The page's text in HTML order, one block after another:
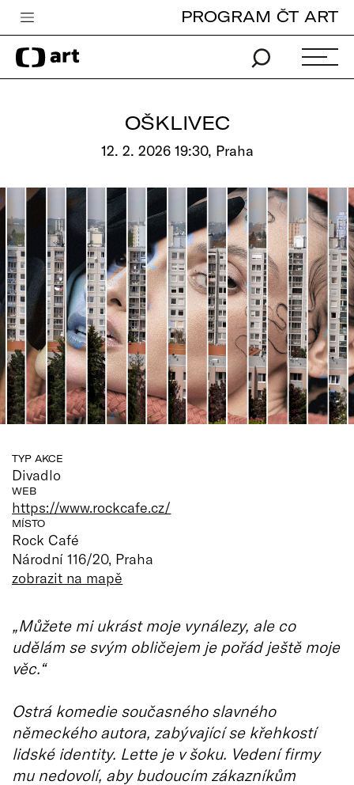
Česká televize
Zpravodajství
Pro děti
edu
Vše o ČT
PROGRAM ČT ART
OŠKLIVEC
12. 2. 2026 19:30, Praha
TYP AKCE
Divadlo
WEB
https://www.rockcafe.cz/
MÍSTO
Rock Café
Národní 116/20, Praha
zobrazit na mapě
„Můžete mi ukrást moje vynálezy, ale co
udělám se svým obličejem je pořád ještě moje
věc.“
Ostrá komedie současného slavného
německého autora, zabývající se křehkostí
lidské identity. Lette je v šoku. Vedení firmy
mu nedovolí, aby budoucím zákazníkům